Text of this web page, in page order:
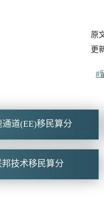
原
更
#
通道(EE)移民算分
邦技术移民算分